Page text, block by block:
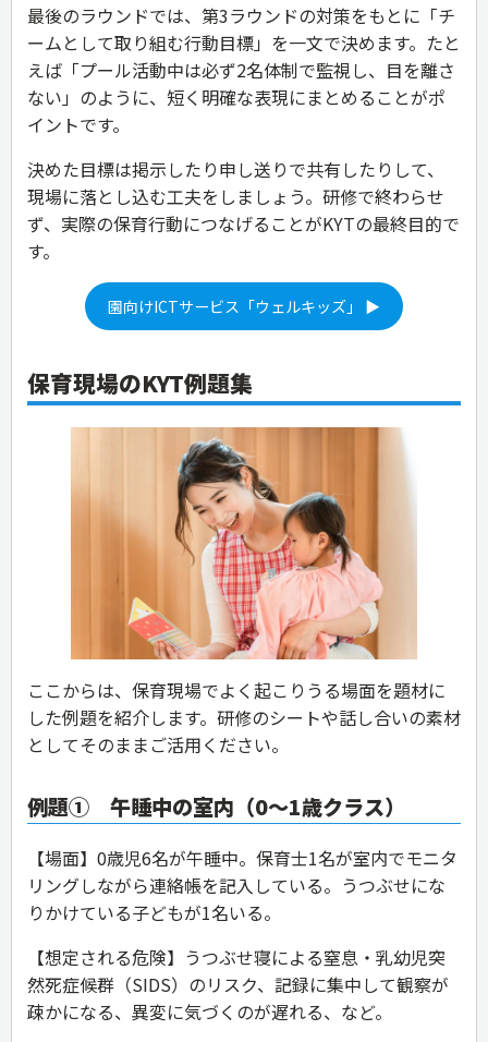
最後のラウンドでは、第3ラウンドの対策をもとに「チ
ームとして取り組む行動目標」を一文で決めます。たと
えば「プール活動中は必ず2名体制で監視し、目を離さ
ない」のように、短く明確な表現にまとめることがポ
イントです。
決めた目標は掲示したり申し送りで共有したりして、
現場に落とし込む工夫をしましょう。研修で終わらせ
ず、実際の保育行動につなげることがKYTの最終目的で
す。
園向けICTサービス「ウェルキッズ」 ▶
保育現場のKYT例題集
ここからは、保育現場でよく起こりうる場面を題材に
した例題を紹介します。研修のシートや話し合いの素材
としてそのままご活用ください。
例題① 午睡中の室内（0〜1歳クラス）
【場面】0歳児6名が午睡中。保育士1名が室内でモニタ
リングしながら連絡帳を記入している。うつぶせにな
りかけている子どもが1名いる。
【想定される危険】うつぶせ寝による窒息・乳幼児突
然死症候群（SIDS）のリスク、記録に集中して観察が
疎かになる、異変に気づくのが遅れる、など。